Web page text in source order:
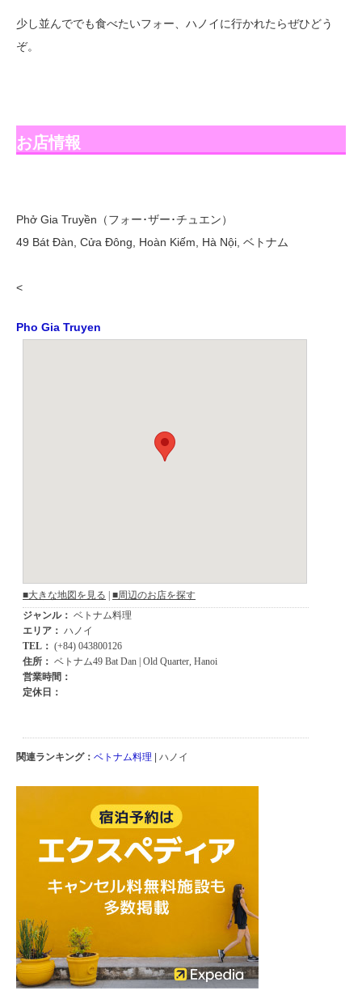
少し並んででも食べたいフォー、ハノイに行かれたらぜひどう
ぞ。
お店情報
Phở Gia Truyền（フォー･ザー･チュエン）
49 Bát Đàn, Cửa Đông, Hoàn Kiếm, Hà Nội, ベトナム
<
Pho Gia Truyen
関連ランキング： ベトナム料理 | ハノイ